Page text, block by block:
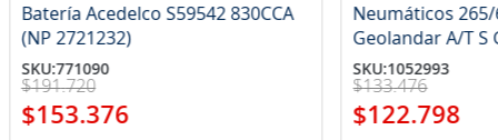
Batería Acedelco S59542 830CCA
(NP 2721232)
SKU:771090
$191.720
$153.376
Neumáticos 265/
SKU:1052993
$133.476
$122.798